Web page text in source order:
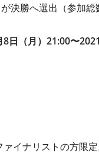
決勝へ選出（参加総
日（月）21:00〜
イナリストの方限定